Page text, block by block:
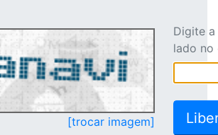
[trocar imagem]
Digite
lado no